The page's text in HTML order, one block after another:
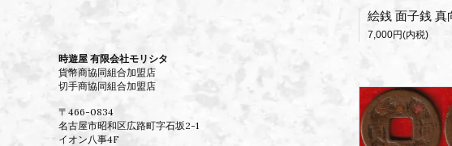
絵銭 面子銭 真
7,000円(内税)
時遊屋 有限会社モリシタ
貨幣商協同組合加盟店
切手商協同組合加盟店
〒466-0834
名古屋市昭和区広路町字石坂2-1
イオン八事4F